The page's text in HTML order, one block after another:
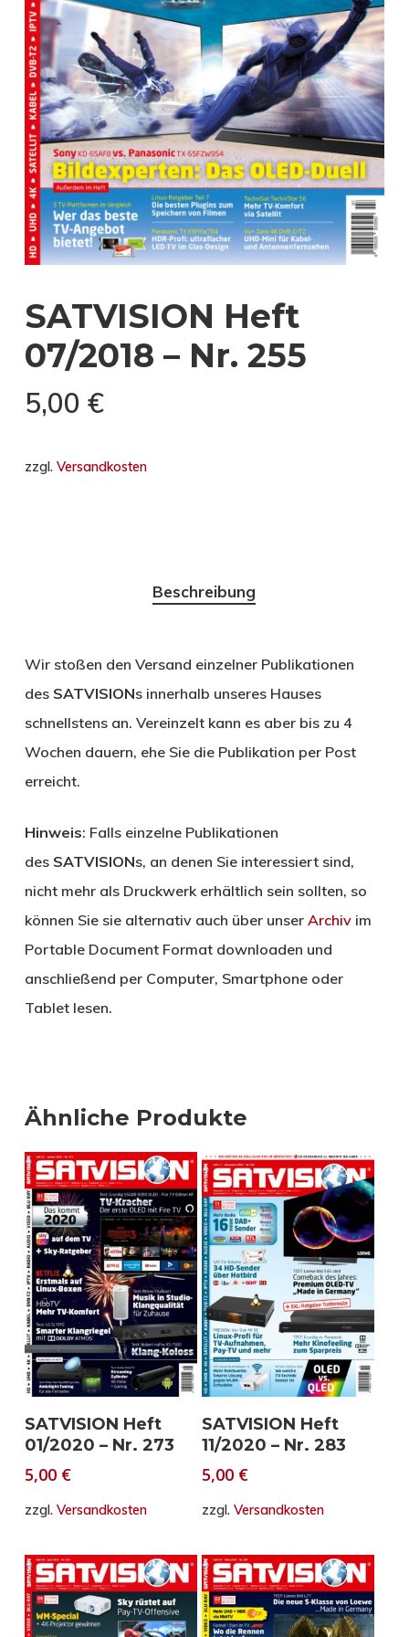
SATVISION Heft
07/2018 – Nr. 255
5,00 €
zzgl. Versandkosten
Beschreibung
Wir stoßen den Versand einzelner Publikationen
des SATVISIONs innerhalb unseres Hauses
schnellstens an. Vereinzelt kann es aber bis zu 4
Wochen dauern, ehe Sie die Publikation per Post
erreicht.
Hinweis: Falls einzelne Publikationen
des SATVISIONs, an denen Sie interessiert sind,
nicht mehr als Druckwerk erhältlich sein sollten, so
können Sie sie alternativ auch über unser Archivim
Portable Document Format downloaden und
anschließend per Computer, Smartphone oder
Tablet lesen.
Ähnliche Produkte
In den Warenkorb
SATVISION Heft
01/2020 – Nr. 273
5,00 €
zzgl. Versandkosten
In den Warenkorb
SATVISION Heft
11/2020 – Nr. 283
5,00 €
zzgl.Versandkosten